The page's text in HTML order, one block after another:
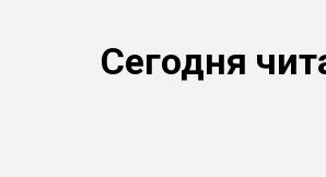
Сегодня